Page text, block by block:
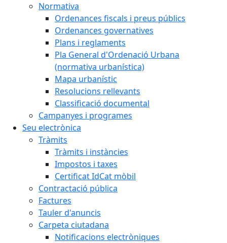
Normativa
Ordenances fiscals i preus públics
Ordenances governatives
Plans i reglaments
Pla General d'Ordenació Urbana
(normativa urbanística)
Mapa urbanístic
Resolucions rellevants
Classificació documental
Campanyes i programes
Seu electrònica
Tràmits
Tràmits i instàncies
Impostos i taxes
Certificat IdCat mòbil
Contractació pública
Factures
Tauler d'anuncis
Carpeta ciutadana
Notificacions electròniques